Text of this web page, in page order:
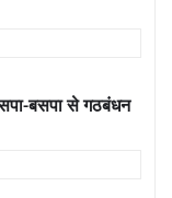
सपा-बसपा से गठबंधन